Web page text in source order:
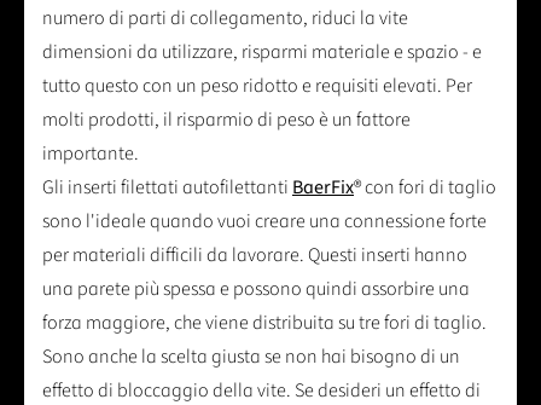
numero di parti di collegamento, riduci la vite
dimensioni da utilizzare, risparmi materiale e spazio - e
tutto questo con un peso ridotto e requisiti elevati. Per
molti prodotti, il risparmio di peso è un fattore
importante.
Gli inserti filettati autofilettanti BaerFix® con fori di taglio
sono l'ideale quando vuoi creare una connessione forte
per materiali difficili da lavorare. Questi inserti hanno
una parete più spessa e possono quindi assorbire una
forza maggiore, che viene distribuita su tre fori di taglio.
Sono anche la scelta giusta se non hai bisogno di un
effetto di bloccaggio della vite. Se desideri un effetto di